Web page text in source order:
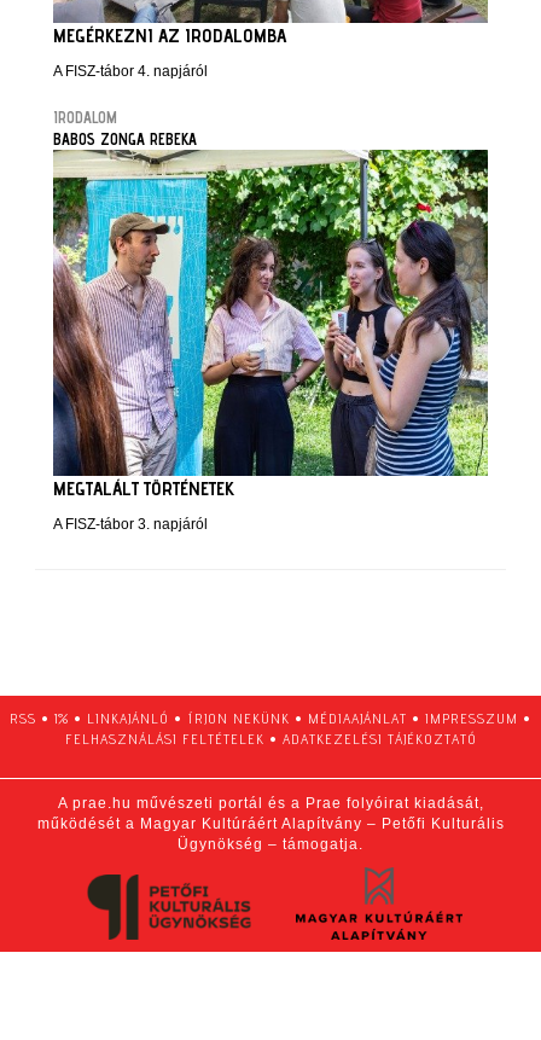
MEGÉRKEZNI AZ IRODALOMBA
A FISZ-tábor 4. napjáról
IRODALOM
BABOS ZONGA REBEKA
MEGTALÁLT TÖRTÉNETEK
A FISZ-tábor 3. napjáról
RSS • 1% • LINKAJÁNLÓ • ÍRJON NEKÜNK • MÉDIAAJÁNLAT • IMPRESSZUM •
FELHASZNÁLÁSI FELTÉTELEK • ADATKEZELÉSI TÁJÉKOZTATÓ
A prae.hu művészeti portál és a Prae folyóirat kiadását,
működését a Magyar Kultúráért Alapítvány – Petőfi Kulturális
Ügynökség – támogatja.